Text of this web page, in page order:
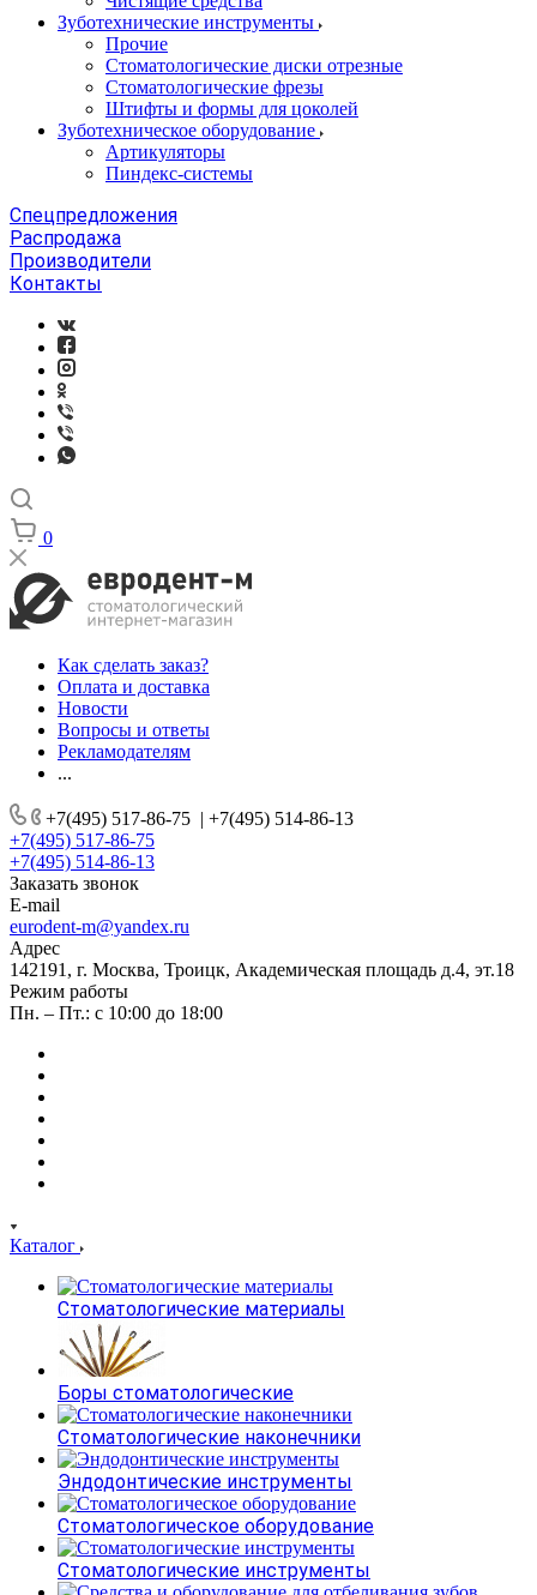
Зуботехнические инструменты
Прочие
Стоматологические диски отрезные
Стоматологические фрезы
Штифты и формы для цоколей
Зуботехническое оборудование
Артикуляторы
Пиндекс-системы
Спецпредложения
Распродажа
Производители
Контакты
0
Как сделать заказ?
Оплата и доставка
Новости
Вопросы и ответы
Рекламодателям
...
+7(495) 517-86-75 | +7(495) 514-86-13
+7(495) 517-86-75
+7(495) 514-86-13
Заказать звонок
E-mail
eurodent-m@yandex.ru
Адрес
142191, г. Москва, Троицк, Академическая площадь д.4, эт.18
Режим работы
Пн. – Пт.: с 10:00 до 18:00
Каталог
Стоматологические материалы
Боры стоматологические
Стоматологические наконечники
Эндодонтические инструменты
Стоматологическое оборудование
Стоматологические инструменты